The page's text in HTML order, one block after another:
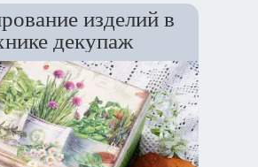
изделий в
декупаж